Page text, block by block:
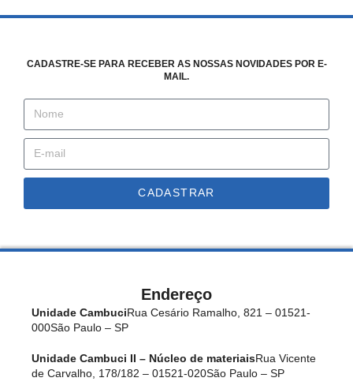
CADASTRE-SE PARA RECEBER AS NOSSAS NOVIDADES POR E-
MAIL.
CADASTRAR
Endereço
Unidade CambuciRua Cesário Ramalho, 821 – 01521-
000São Paulo – SP
Unidade Cambuci II – Núcleo de materiaisRua Vicente
de Carvalho, 178/182 – 01521-020São Paulo – SP